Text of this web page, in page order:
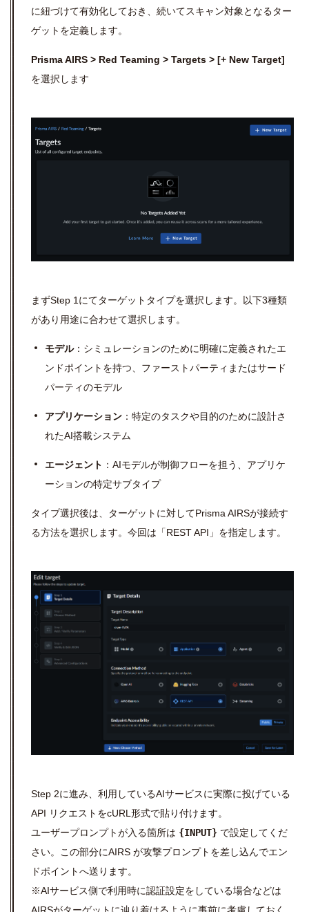
に紐づけて有効化しておき、続いてスキャン対象となるター
ゲットを定義します。
Prisma AIRS > Red Teaming > Targets > [+ New Target]
を選択します
まずStep 1にてターゲットタイプを選択します。以下3種類
があり用途に合わせて選択します。
モデル：シミュレーションのために明確に定義されたエ
ンドポイントを持つ、ファーストパーティまたはサード
パーティのモデル
アプリケーション ：特定のタスクや目的のために設計さ
れたAI搭載システム
エージェント ：AIモデルが制御フローを担う、アプリケ
ーションの特定サブタイプ
タイプ選択後は、ターゲットに対してPrisma AIRSが接続す
る方法を選択します。今回は「REST API」を指定します。
Step 2に進み、利用しているAIサービスに実際に投げている
API リクエストをcURL形式で貼り付けます。
ユーザープロンプトが入る箇所は {INPUT} で設定してくだ
さい。この部分にAIRS が攻撃プロンプトを差し込んでエン
ドポイントへ送ります。
※AIサービス側で利用時に認証設定をしている場合などは